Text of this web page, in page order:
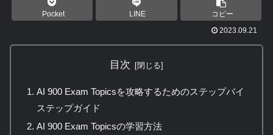
Pocket LINE
コピー
2023.09.21
目次
AI 900 Exam Topicsを攻略するためのステップバイ
ステップガイド
AI 900 Exam Topicsの学習方法